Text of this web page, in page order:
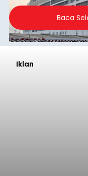
Baca
Iklan